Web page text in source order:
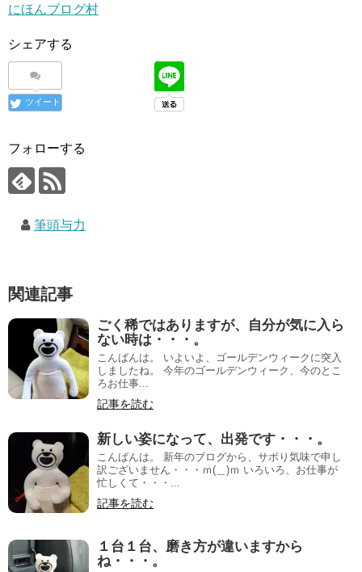
にほんブログ村
シェアする
ツイート
フォローする
筆頭与力
関連記事
ごく稀ではありますが、自分が気に入ら
ない時は・・・。
こんばんは。 いよいよ、ゴールデンウィークに突入
しましたね。 今年のゴールデンウィーク、今のとこ
ろお仕事...
記事を読む
新しい姿になって、出発です・・・。
こんばんは。 新年のブログから、サボり気味で申し
訳ございません・・・ｍ(＿)ｍ いろいろ、お仕事が
忙しくて・・・...
記事を読む
１台１台、磨き方が違いますから
ね・・・。